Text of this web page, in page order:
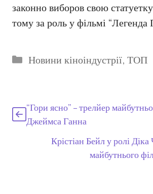
законно виборов свою
тому за роль у фільмі “Легенда
Категорії
Новини кіноіндустрії, ТОП
“Гори ясно” – трелйер
Джеймса Ганна
Крістіан Бейл у ролі
майбутнього